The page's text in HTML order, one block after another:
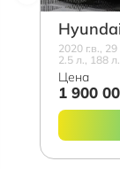
2020 г.в.,
2.5 л., 188
Цена
1 900